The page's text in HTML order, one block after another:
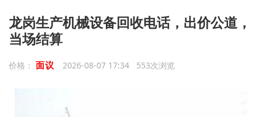
龙岗生产机械设备回收电话，出价公道，
当场结算
价格： 面议 2026-08-07 17:34 553次浏览